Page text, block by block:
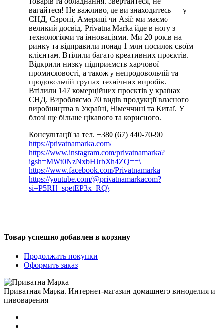
вагайтеся! Не важливо, де ви знаходитесь — у
СНД, Європі, Америці чи Азії: ми маємо
великий досвід. Privatna Marka йде в ногу з
технологіями та інноваціями. Ми 20 років на
ринку та відправили понад 1 млн посилок своїм
клієнтам. Втілили багато креативних проєктів.
Відкрили низку підприємств харчової
промисловості, а також у непродовольчій та
продовольчій групах технічних виробів.
Втілили 147 комерційних проєктів у країнах
СНД. Виробляємо 70 видів продукції власного
виробництва в Україні, Німеччині та Китаї. У
блозі ще більше цікавого та корисного.
Консультації за тел. +380 (67) 440-70-90
https://privatnamarka.com/
https://www.instagram.com/privatnamarka?
igsh=MWt0NzNxbHJrbXh4ZQ==\
https://www.facebook.com/Privatnamarka
https://youtube.com/@privatnamarkacom?
si=P5RH_spetEP3x_RQ\
Товар успешно добавлен в корзину
Продолжить покупки
Оформить заказ
Приватная Марка. Интернет-магазин домашнего виноделия и
пивоварения